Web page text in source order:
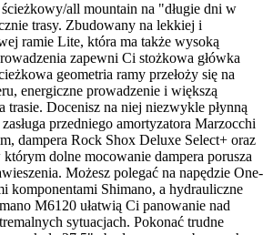
all mountain na "długie dni w
trasy. Zbudowany na lekkiej i
ramie Lite, która ma także wysoką
zapewni Ci stożkowa główka
geometria ramy przełoży się na
energiczne prowadzenie i większą
trasie. Docenisz na niej niezwykle płynną
przedniego amortyzatora Marzocchi
dampera Rock Shox Deluxe Select+ oraz
dolne mocowanie dampera porusza
Możesz polegać na napędzie One-
komponentami Shimano, a hydrauliczne
M6120 ułatwią Ci panowanie nad
sytuacjach. Pokonać trudne